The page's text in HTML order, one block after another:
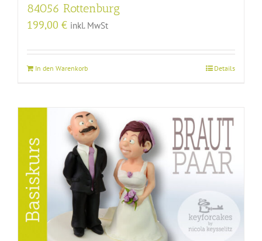
84056 Rottenburg
199,00 € inkl. MwSt
In den Warenkorb Details